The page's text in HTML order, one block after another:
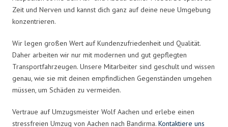
Zeit und Nerven und kannst dich ganz auf deine neue Umgebung
konzentrieren.
Wir legen großen Wert auf Kundenzufriedenheit und Qualität.
Daher arbeiten wir nur mit modernen und gut gepflegten
Transportfahrzeugen. Unsere Mitarbeiter sind geschult und wissen
genau, wie sie mit deinen empfindlichen Gegenständen umgehen
müssen, um Schäden zu vermeiden.
Vertraue auf Umzugsmeister Wolf Aachen und erlebe einen
stressfreien Umzug von Aachen nach Bandirma. Kontaktiere uns